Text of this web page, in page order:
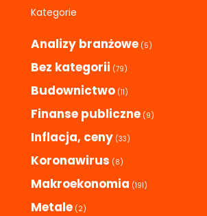
Kategorie
Analizy branżowe (5)
Bez kategorii (79)
Budownictwo (11)
Finanse publiczne (9)
Inflacja, ceny (33)
Koronawirus (8)
Makroekonomia (191)
Metale (2)